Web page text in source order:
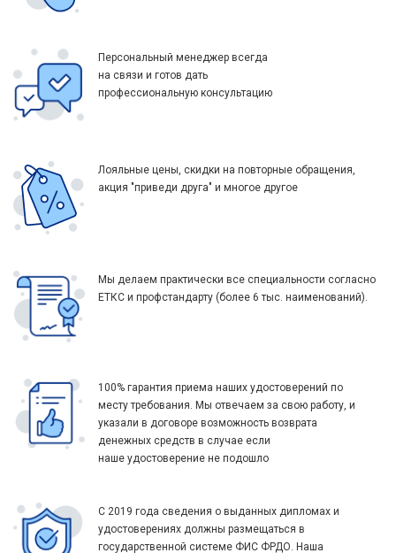
Персональный менеджер всегда
на связи и готов дать
профессиональную консультацию
Лояльные цены, скидки на повторные обращения,
акция "приведи друга" и многое другое
Мы делаем практически все специальности согласно
ЕТКС и профстандарту (более 6 тыс. наименований).
100% гарантия приема наших удостоверений по
месту требования. Мы отвечаем за свою работу, и
указали в договоре возможность возврата
денежных средств в случае если
наше удостоверение не подошло
С 2019 года сведения о выданных дипломах и
удостоверениях должны размещаться в
государственной системе ФИС ФРДО. Наша